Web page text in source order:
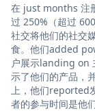
在 just months 注
过 250%（超过
社交将他们的社交
食。他们added
户展示landing on
示了他们的产品，
上，他们reported
者的参与时间是他